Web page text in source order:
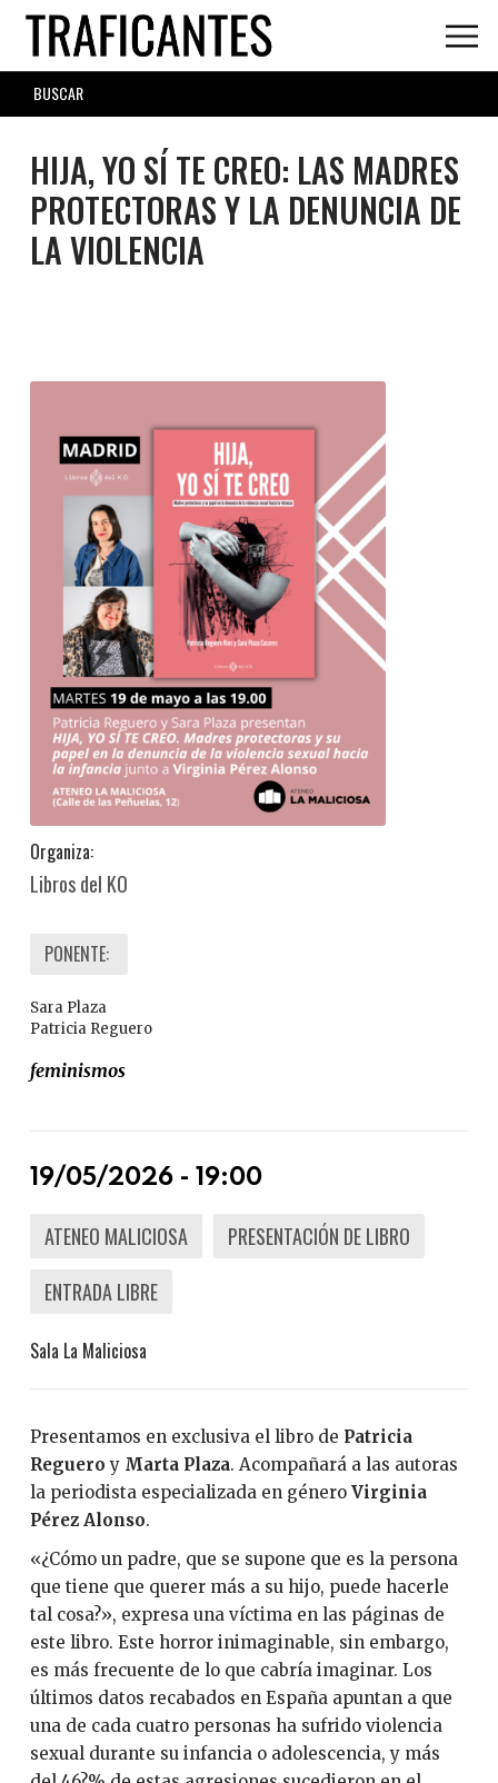
Skip
main
content
SEARCH
FORM
HIJA, YO SÍ TE CREO: LAS MADRES
PROTECTORAS Y LA DENUNCIA DE
LA VIOLENCIA
Organiza:
Libros del KO
PONENTE:
Sara Plaza
Patricia Reguero
feminismos
19/05/2026 - 19:00
ATENEO MALICIOSA
PRESENTACIÓN DE LIBRO
ENTRADA LIBRE
Sala La Maliciosa
Presentamos en exclusiva el libro de Patricia
Reguero y Marta Plaza. Acompañará a las autoras
la periodista especializada en género Virginia
Pérez Alonso.
«¿Cómo un padre, que se supone que es la persona
que tiene que querer más a su hijo, puede hacerle
tal cosa?», expresa una víctima en las páginas de
este libro. Este horror inimaginable, sin embargo,
es más frecuente de lo que cabría imaginar. Los
últimos datos recabados en España apuntan a que
una de cada cuatro personas ha sufrido violencia
sexual durante su infancia o adolescencia, y más